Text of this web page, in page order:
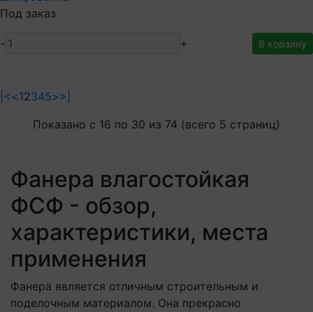
Под заказ
- + В корзину
|<<12345>>|
Показано с 16 по 30 из 74 (всего 5 страниц)
Фанера влагостойкая
ФСФ - обзор,
характеристики, места
применения
Фанера является отличным строительным и
поделочным материалом. Она прекрасно